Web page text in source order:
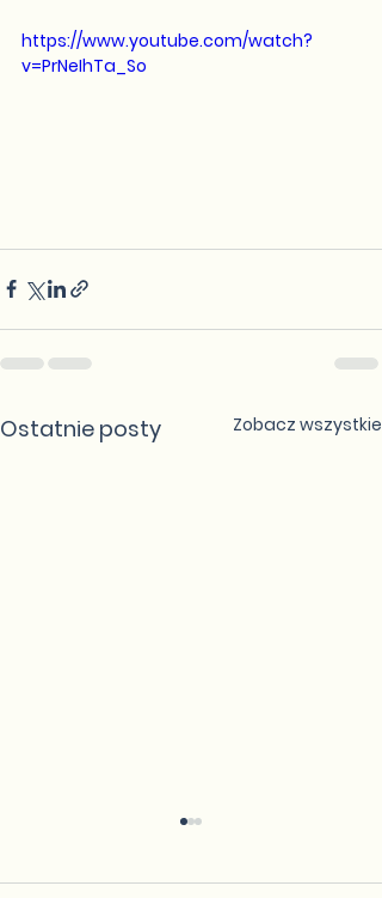
https://www.youtube.com/watch?
v=PrNeIhTa_So
Ostatnie posty Zobacz wszystkie